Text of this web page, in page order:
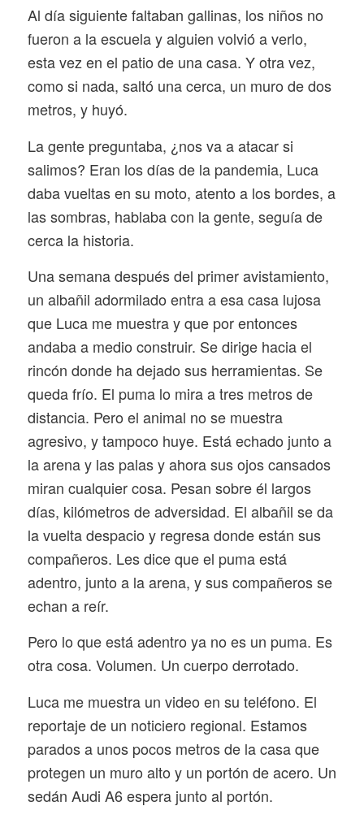
Al día siguiente faltaban gallinas, los niños no
fueron a la escuela y alguien volvió a verlo,
esta vez en el patio de una casa. Y otra vez,
como si nada, saltó una cerca, un muro de dos
metros, y huyó.
La gente preguntaba, ¿nos va a atacar si
salimos? Eran los días de la pandemia, Luca
daba vueltas en su moto, atento a los bordes, a
las sombras, hablaba con la gente, seguía de
cerca la historia.
Una semana después del primer avistamiento,
un albañil adormilado entra a esa casa lujosa
que Luca me muestra y que por entonces
andaba a medio construir. Se dirige hacia el
rincón donde ha dejado sus herramientas. Se
queda frío. El puma lo mira a tres metros de
distancia. Pero el animal no se muestra
agresivo, y tampoco huye. Está echado junto a
la arena y las palas y ahora sus ojos cansados
miran cualquier cosa. Pesan sobre él largos
días, kilómetros de adversidad. El albañil se da
la vuelta despacio y regresa donde están sus
compañeros. Les dice que el puma está
adentro, junto a la arena, y sus compañeros se
echan a reír.
Pero lo que está adentro ya no es un puma. Es
otra cosa. Volumen. Un cuerpo derrotado.
Luca me muestra un video en su teléfono. El
reportaje de un noticiero regional. Estamos
parados a unos pocos metros de la casa que
protegen un muro alto y un portón de acero. Un
sedán Audi A6 espera junto al portón.